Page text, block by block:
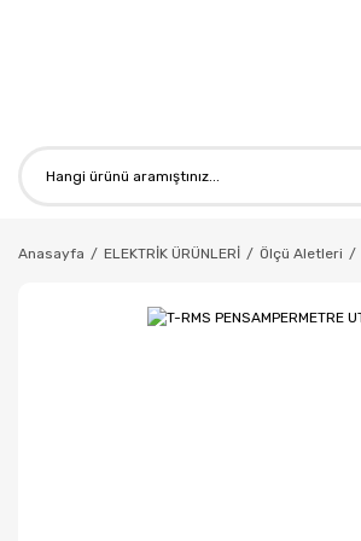
Anasayfa ELEKTRİK ÜRÜNLERİ Ölçü Aletleri